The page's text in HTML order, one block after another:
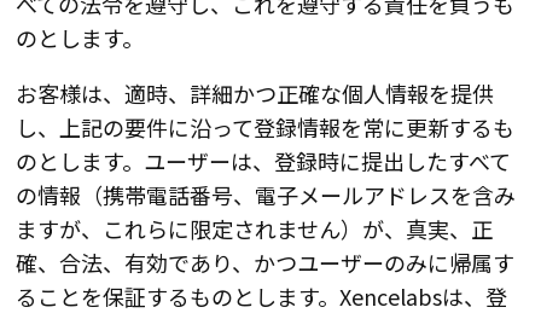
のとします。
お客様は、適時、詳細かつ正確な個人情報を提供
し、上記の要件に沿って登録情報を常に更新するも
のとします。ユーザーは、登録時に提出したすべて
の情報（携帯電話番号、電子メールアドレスを含み
ますが、これらに限定されません）が、真実、正
確、合法、有効であり、かつユーザーのみに帰属す
ることを保証するものとします。Xencelabsは、登